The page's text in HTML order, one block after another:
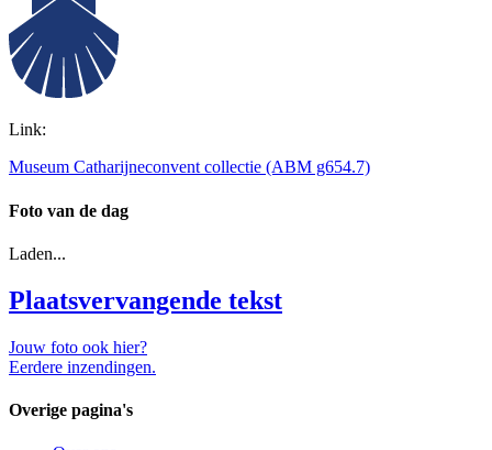
Link:
Museum Catharijneconvent collectie (ABM g654.7)
Foto van de dag
Laden...
Plaatsvervangende tekst
Jouw foto ook hier?
Eerdere inzendingen.
Overige pagina's